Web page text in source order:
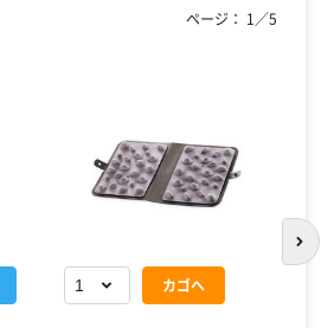
カゴへ
ページ： 1 ／5
次